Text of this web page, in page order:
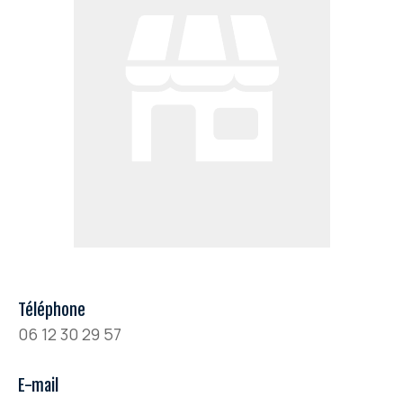
Téléphone
06 12 30 29 57
E-mail